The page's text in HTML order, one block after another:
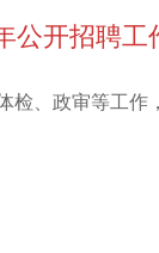
公开招聘
、政审等工作